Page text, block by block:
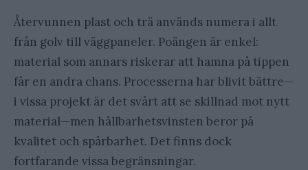
Återvunnen plast och trä används numera i allt
från golv till väggpaneler. Poängen är enkel:
material som annars riskerar att hamna på tippen
får en andra chans. Processerna har blivit bättre—
i vissa projekt är det svårt att se skillnad mot nytt
material—men hållbarhetsvinsten beror på
kvalitet och spårbarhet. Det finns dock
fortfarande vissa begränsningar.